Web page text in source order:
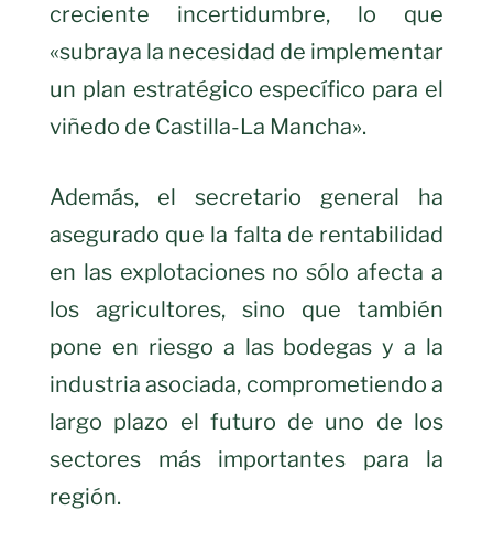
creciente incertidumbre, lo que
«subraya la necesidad de implementar
un plan estratégico específico para el
viñedo de Castilla-La Mancha».
Además, el secretario general ha
asegurado que la falta de rentabilidad
en las explotaciones no sólo afecta a
los agricultores, sino que también
pone en riesgo a las bodegas y a la
industria asociada, comprometiendo a
largo plazo el futuro de uno de los
sectores más importantes para la
región.